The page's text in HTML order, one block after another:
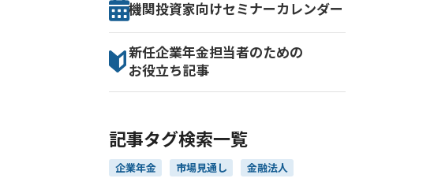
機関投資家向けセミナー カレンダー
新任企業年金担当者のための
お役立ち記事
記事タグ検索一覧
企業年金 市場見通し 金融法人